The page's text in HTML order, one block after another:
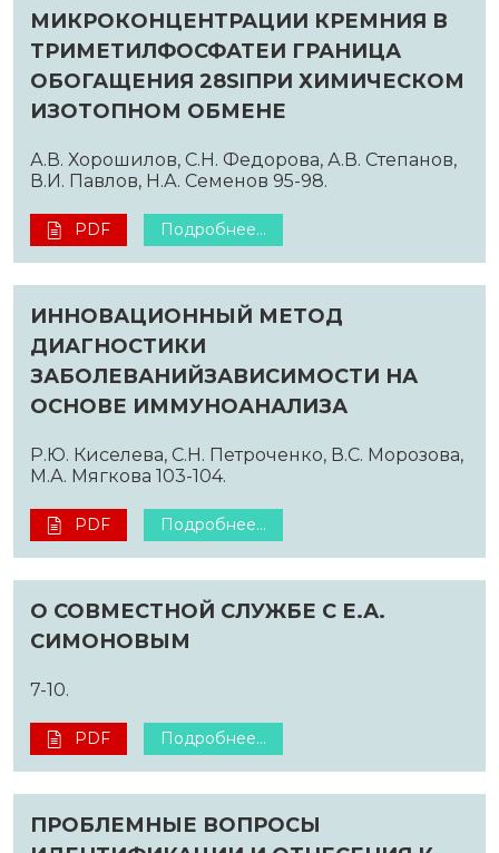
МИКРОКОНЦЕНТРАЦИИ КРЕМНИЯ В
ТРИМЕТИЛФОСФАТЕИ ГРАНИЦА
ОБОГАЩЕНИЯ 28SIПРИ ХИМИЧЕСКОМ
ИЗОТОПНОМ ОБМЕНЕ
А.В. Хорошилов, С.Н. Федорова, А.В. Степанов,
В.И. Павлов, Н.А. Семенов 95-98.
PDF Подробнее...
ИННОВАЦИОННЫЙ МЕТОД
ДИАГНОСТИКИ
ЗАБОЛЕВАНИЙЗАВИСИМОСТИ НА
ОСНОВЕ ИММУНОАНАЛИЗА
Р.Ю. Киселева, С.Н. Петроченко, В.С. Морозова,
М.А. Мягкова 103-104.
PDF Подробнее...
О СОВМЕСТНОЙ СЛУЖБЕ С Е.А.
СИМОНОВЫМ
7-10.
PDF Подробнее...
ПРОБЛЕМНЫЕ ВОПРОСЫ